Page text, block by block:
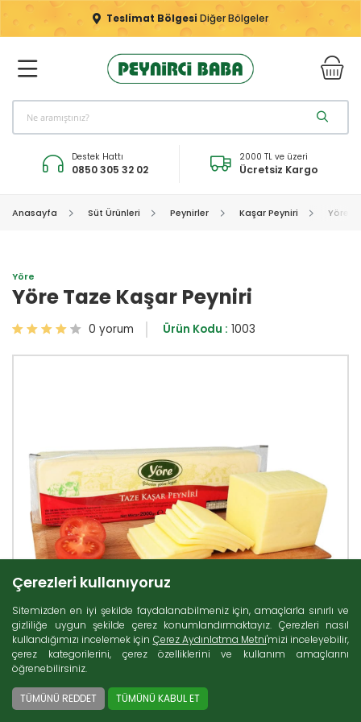
Teslimat Bölgesi Diğer Bölgeler
Destek Hattı
0850 305 32 02
2000 TL ve üzeri
Ücretsiz Kargo
Anasayfa Süt Ürünleri Peynirler Kaşar Peyniri Yöre
Yöre
Yöre Taze Kaşar Peyniri
0 yorum Ürün Kodu : 1003
Çerezleri kullanıyoruz
Sitemizden en iyi şekilde faydalanabilmeniz için, amaçlarla sınırlı ve
gizliliğe uygun şekilde çerez konumlandırmaktayız. Çerezleri nasıl
kullandığımızı incelemek için Çerez Aydınlatma Metni'mizi inceleyebilir,
çerez kategorilerini, çerez özelliklerini ve kullanım amaçlarını
öğrenebilirsiniz.
TÜMÜNÜ REDDET TÜMÜNÜ KABUL ET